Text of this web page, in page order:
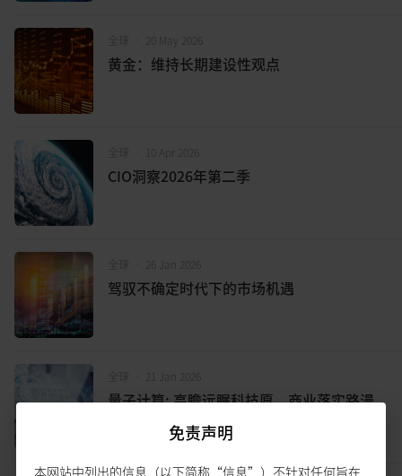
20 May 2026
黄金：维持长期建设性观点
10 Apr 2026
CIO洞察2026年第二季
26 Jan 2026
驾驭不确定时代下的市场机遇
21 Jan 2026
量子计算: 高瞻远瞩科技愿，商业落实路漫
免责声明
本网站中列出的信息（以下简称“信息”）不针对任何旨在